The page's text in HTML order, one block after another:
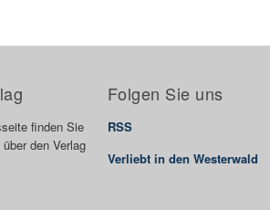
finden Sie
den Verlag
Folgen Sie uns
RSS
Verliebt in den Westerwald